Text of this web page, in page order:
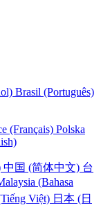
Brasil (Português)
(Français) Polska
中国 (简体中文) 台
(Bahasa
Việt) 日本 (日